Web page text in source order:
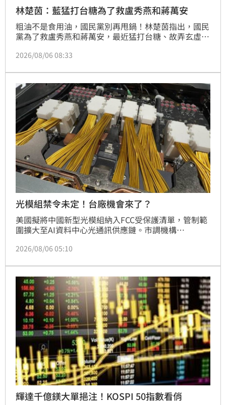
林楚茵：藍猛打台糖為了救盧秀燕和蔣萬安
粗油不是食用油，國民黨別再甩鍋！林楚茵指出，國民
黨為了救盧秀燕和蔣萬安，最近猛打台糖、故弄玄虛，
2026/08/06 08:33
光模組禁令未定！台廠機會來了？
美國擬將中國新型光模組納入FCC受保護清單，管制範
圍擴大至AI資料中心光通訊供應鏈。市調機構
期內美系雲端業者難以完全脫鉤，若禁令落地恐引發斷
面臨內需過剩壓力，而具備先進封裝與矽光子技術優勢
的台灣，有望加速與美系ASIC平台整合，成為串聯全
球光通訊供應鏈的關鍵樞紐，緩解美方對於關鍵零組件
的依賴風險。
2026/08/06 05:10
輝達千億鎂大單挹注！KOSPI 50指數看俏